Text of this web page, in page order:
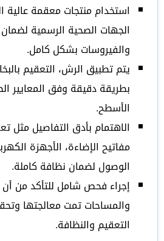
استخدام منتجات معقمة
الجهات الصحية الرسمية
والفيروسات بشكل كامل.
يتم تطبيق الرش، التعقيم
بطريقة دقيقة وفق المعايير
الأسطح.
الاهتمام بأدق التفاصيل مثل
مفاتيح الإضاءة، الأجهزة
الوصول لضمان نظافة كاملة.
إجراء فحص شامل للتأكد من
والمساحات تمت معالجتها
التعقيم والنظافة.